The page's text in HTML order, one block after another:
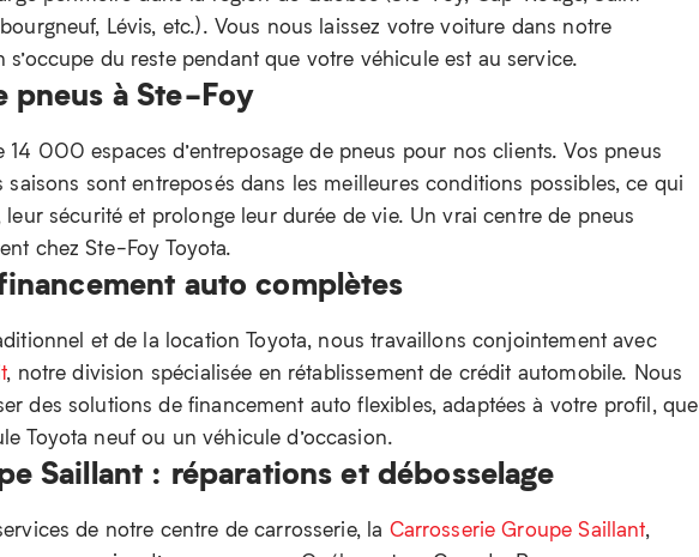
Lévis, etc.). Vous nous laissez votre voiture dans notre
s’occupe du reste pendant que votre véhicule est au service.
pneus à Ste-Foy
000 espaces d’entreposage de pneus pour nos clients. Vos pneus
saisons sont entreposés dans les meilleures conditions possibles, ce qui
sécurité et prolonge leur durée de vie. Un vrai centre de pneus
chez Ste-Foy Toyota.
auto complètes
et de la location Toyota, nous travaillons conjointement avec
, notre division spécialisée en rétablissement de crédit automobile. Nous
des solutions de financement auto flexibles, adaptées à votre profil, que
Toyota neuf ou un véhicule d’occasion.
Saillant : réparations et débosselage
de notre centre de carrosserie, la Carrosserie Groupe Saillant,